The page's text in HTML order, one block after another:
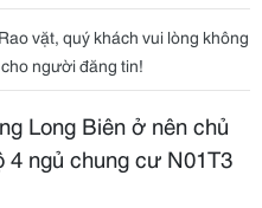
vặt, quý khách vui lòng không
người đăng tin!
Long Biên ở nên chủ
4 ngủ chung cư N01T3